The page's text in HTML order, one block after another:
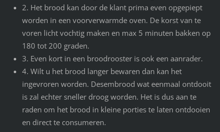
2. Het brood kan door de klant prima even opgepiept
worden in een voorverwarmde oven. De korst van te
voren licht vochtig maken en max 5 minuten bakken op
180 tot 200 graden.
3. Even kort in een broodrooster is ook een aanrader.
4. Wilt u het brood langer bewaren dan kan het
ingevroren worden. Desembrood wat eenmaal ontdooit
is zal echter sneller droog worden. Het is dus aan te
raden om het brood in kleine porties te laten ontdooien
en direct te consumeren.